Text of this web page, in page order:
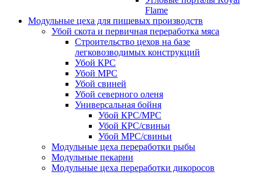
Flame
Модульные цеха для пищевых производств
Убой скота и первичная переработка мяса
Строительство цехов на базе
легковозводимых конструкций
Убой КРС
Убой МРС
Убой свиней
Убой северного оленя
Универсальная бойня
Убой КРС/МРС
Убой КРС/свиньи
Убой МРС/свиньи
Модульные цеха переработки рыбы
Модульные пекарни
Модульные цеха переработки дикоросов